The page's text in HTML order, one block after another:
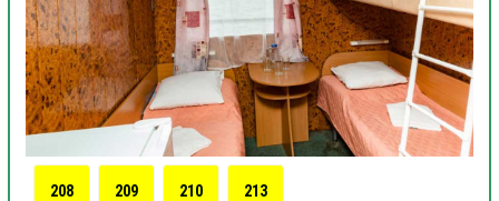
208 209 210 213